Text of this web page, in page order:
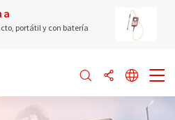
portátil y con batería